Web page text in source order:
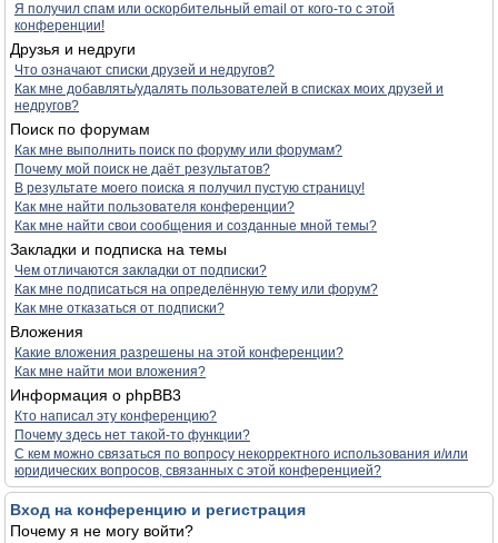
Я получил спам или оскорбительный email от кого-то с этой
конференции!
Друзья и недруги
Что означают списки друзей и недругов?
Как мне добавлять/удалять пользователей в списках моих друзей и
недругов?
Поиск по форумам
Как мне выполнить поиск по форуму или форумам?
Почему мой поиск не даёт результатов?
В результате моего поиска я получил пустую страницу!
Как мне найти пользователя конференции?
Как мне найти свои сообщения и созданные мной темы?
Закладки и подписка на темы
Чем отличаются закладки от подписки?
Как мне подписаться на определённую тему или форум?
Как мне отказаться от подписки?
Вложения
Какие вложения разрешены на этой конференции?
Как мне найти мои вложения?
Информация о phpBB3
Кто написал эту конференцию?
Почему здесь нет такой-то функции?
С кем можно связаться по вопросу некорректного использования и/или
юридических вопросов, связанных с этой конференцией?
Вход на конференцию и регистрация
Почему я не могу войти?